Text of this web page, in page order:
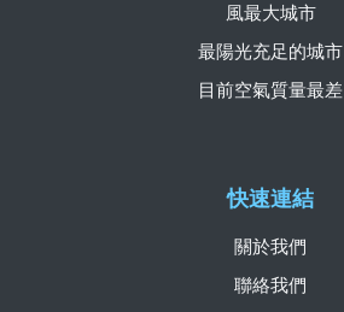
快速連結
關於我們
聯絡我們
風最大城市
最陽光充足的城市
目前空氣質量最差